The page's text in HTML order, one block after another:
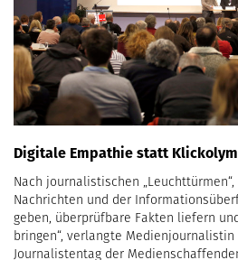
Digitale Empathie statt
Nach journalistischen
Nachrichten und der
geben, überprüfbare Fakten liefern
bringen“, verlangte
Journalistentag der